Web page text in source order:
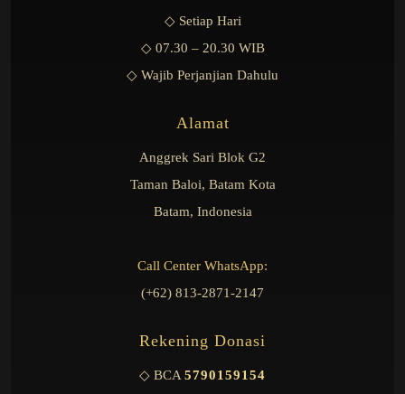
◇ Setiap Hari
◇ 07.30 – 20.30 WIB
◇ Wajib Perjanjian Dahulu
Alamat
Anggrek Sari Blok G2
Taman Baloi, Batam Kota
Batam, Indonesia
Call Center WhatsApp:
(+62) 813-2871-2147
Rekening Donasi
◇ BCA 5790159154